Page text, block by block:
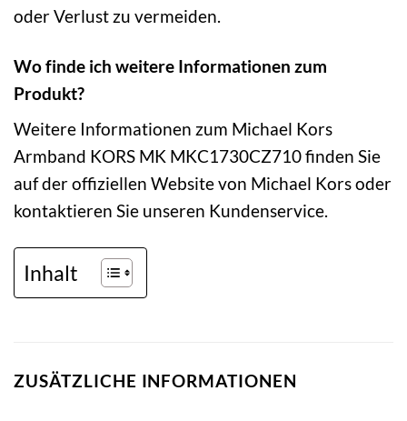
oder Verlust zu vermeiden.
Wo finde ich weitere Informationen zum
Produkt?
Weitere Informationen zum Michael Kors
Armband KORS MK MKC1730CZ710 finden Sie
auf der offiziellen Website von Michael Kors oder
kontaktieren Sie unseren Kundenservice.
Inhalt
ZUSÄTZLICHE INFORMATIONEN